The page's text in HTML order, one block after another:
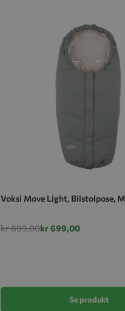
Voksi Move Light, Bilstolpose,
kr 899,00kr 699,00
Se produkt